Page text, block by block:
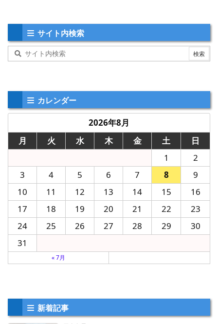
サイト内検索
カレンダー
2026年8月
月
火 水 木 金 土
日
1
2
3
4 5 6 7 8
9
10
11 12 13 14 15
16
17
18 19 20 21 22
23
24
25 26 27 28 29
30
31
« 7月
新着記事